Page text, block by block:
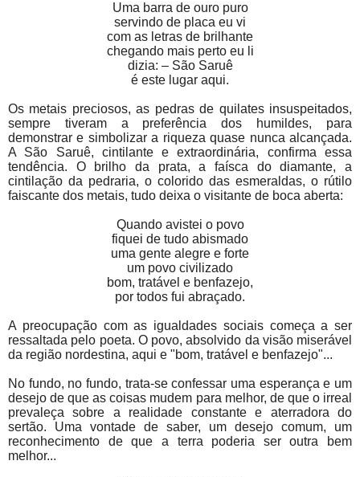
Uma barra de ouro puro
servindo de placa eu vi
com as letras de brilhante
chegando mais perto eu li
dizia: – São Saruê
é este lugar aqui.
Os metais preciosos, as pedras de quilates insuspeitados,
sempre tiveram a preferência dos humildes, para
demonstrar e simbolizar a riqueza quase nunca alcançada.
A São Saruê, cintilante e extraordinária, confirma essa
tendência. O brilho da prata, a faísca do diamante, a
cintilação da pedraria, o colorido das esmeraldas, o rútilo
faiscante dos metais, tudo deixa o visitante de boca aberta:
Quando avistei o povo
fiquei de tudo abismado
uma gente alegre e forte
um povo civilizado
bom, tratável e benfazejo,
por todos fui abraçado.
A preocupação com as igualdades sociais começa a ser
ressaltada pelo poeta. O povo, absolvido da visão miserável
da região nordestina, aqui e "bom, tratável e benfazejo"...
No fundo, no fundo, trata-se confessar uma esperança e um
desejo de que as coisas mudem para melhor, de que o irreal
prevaleça sobre a realidade constante e aterradora do
sertão. Uma vontade de saber, um desejo comum, um
reconhecimento de que a terra poderia ser outra bem
melhor...